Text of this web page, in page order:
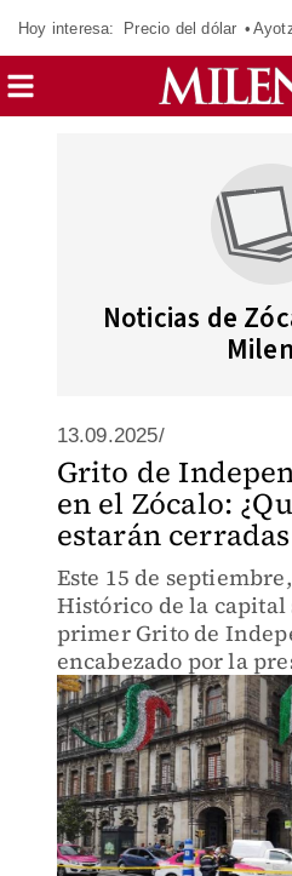
Hoy interesa: Precio del dólar
Noticias de
13.09.2025/
Grito de
en el Zócalo:
estarán
Este 15 de
Histórico de la capital
primer Grito de
encabezado por la
Sheinbaum, y con
se implementarán
en la zona.